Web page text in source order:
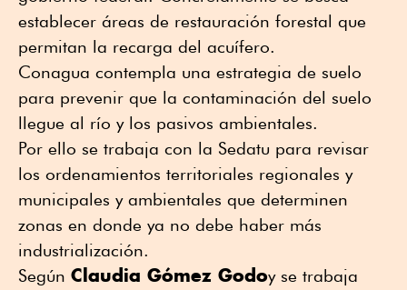
establecer áreas de restauración forestal que
permitan la recarga del acuífero.
Conagua contempla una estrategia de suelo
para prevenir que la contaminación del suelo
llegue al río y los pasivos ambientales.
Por ello se trabaja con la Sedatu para revisar
los ordenamientos territoriales regionales y
municipales y ambientales que determinen
zonas en donde ya no debe haber más
industrialización.
Según Claudia Gómez Godoy se trabaja